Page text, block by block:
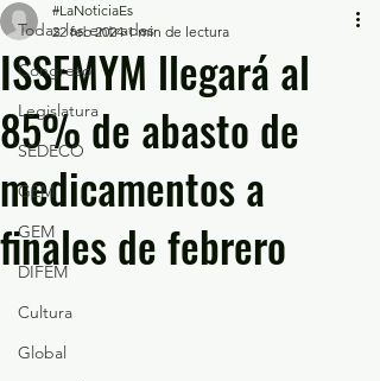
Todas las entradas
Congreso
Legislatura
SEDECO
GEM
GEM
DIFEM
Cultura
Global
ISSEMYM llegará al
85% de abasto de
medicamentos a
finales de febrero
#LaNoticiaEs
22 feb 2024 1 min de lectura